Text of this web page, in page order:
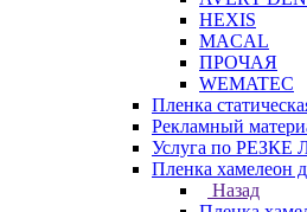
HEXIS
MACAL
ПРОЧАЯ
WEMATEC
Пленка
Рекламный
Услуга по
Пленка хамелеон
Назад